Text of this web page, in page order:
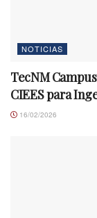
NOTICIAS
TecNM
CIEES para
16/02/2026